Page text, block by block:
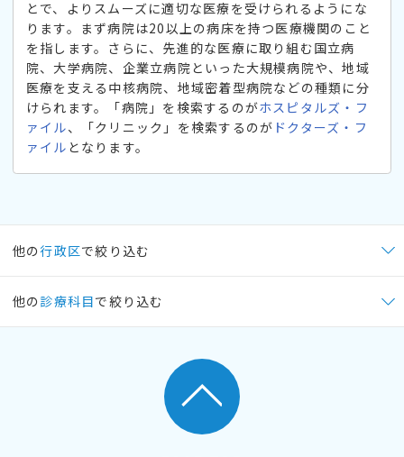
とで、よりスムーズに適切な医療を受けられるようにな
ります。まず病院は20以上の病床を持つ医療機関のこと
を指します。さらに、先進的な医療に取り組む国立病
院、大学病院、企業立病院といった大規模病院や、地域
医療を支える中核病院、地域密着型病院などの種類に分
けられます。「病院」を検索するのがホスピタルズ・フ
ァイル、「クリニック」を検索するのが ドクターズ・フ
ァイル となります。
他の行政区で絞り込む
他の 診療科目で絞り込む